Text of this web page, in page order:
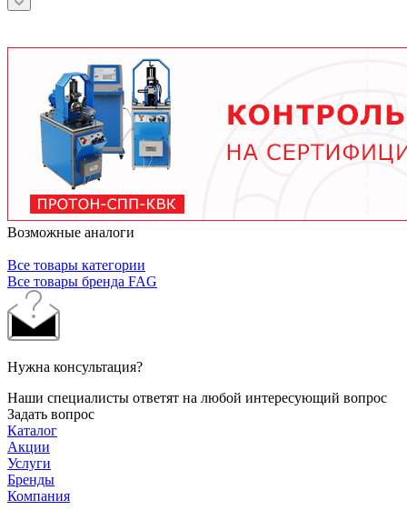
подшипника, скорости вращения, нагрузки и
тяжелых условиях до 2 лет при нормальной
эксплуатации. Используйте только
рекомендованные производителем смазочные
материалы.
Возможные аналоги
Все товары категории
Все товары бренда FAG
Нужна консультация?
Наши специалисты ответят на любой интересующий вопрос
Задать вопрос
Каталог
Акции
Услуги
Бренды
Компания